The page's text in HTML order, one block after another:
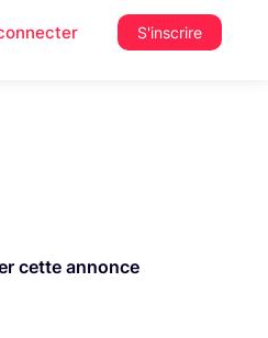
S'inscrire
cette annonce